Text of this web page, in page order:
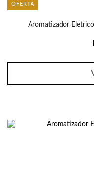
OFERTA
Aromatizador